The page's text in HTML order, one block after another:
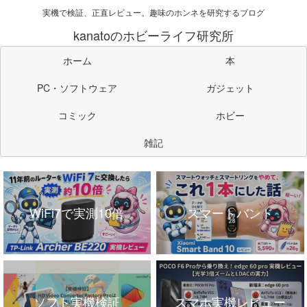
実機で検証、正直レビュー。趣味のホンネを研究するブログ
kanatoのホビーライフ研究所
ホーム
本
PC・ソフトウェア
ガジェット
コミック
ホビー
雑記
WiFi7で実測10倍 スマートバンド
ソフト実機検証 スマホ実機レビュー